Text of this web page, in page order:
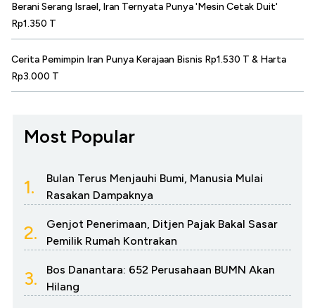
Berani Serang Israel, Iran Ternyata Punya 'Mesin Cetak Duit'
Rp1.350 T
Cerita Pemimpin Iran Punya Kerajaan Bisnis Rp1.530 T & Harta
Rp3.000 T
Most Popular
1.
Bulan Terus Menjauhi Bumi, Manusia Mulai
Rasakan Dampaknya
2.
Genjot Penerimaan, Ditjen Pajak Bakal Sasar
Pemilik Rumah Kontrakan
3.
Bos Danantara: 652 Perusahaan BUMN Akan
Hilang